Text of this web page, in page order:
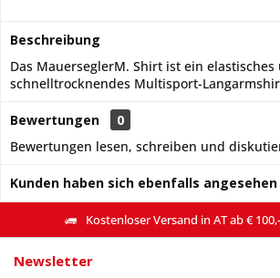
Beschreibung
Das MauerseglerM. Shirt ist ein elastisches
schnelltrocknendes Multisport-
Bewertungen
0
Bewertungen lesen, schreiben und
Kunden haben sich ebenfalls angesehen
Kostenloser Versand in AT ab €
Newsletter